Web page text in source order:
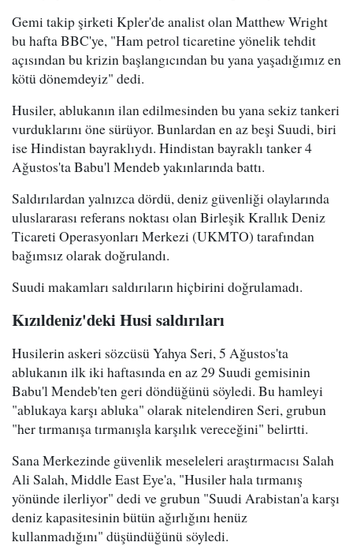
Gemi takip şirketi Kpler'de analist olan Matthew Wright
bu hafta BBC'ye, "Ham petrol ticaretine yönelik tehdit
açısından bu krizin başlangıcından bu yana yaşadığımız en
kötü dönemdeyiz" dedi.
Husiler, ablukanın ilan edilmesinden bu yana sekiz tankeri
vurduklarını öne sürüyor. Bunlardan en az beşi Suudi, biri
ise Hindistan bayraklıydı. Hindistan bayraklı tanker 4
Ağustos'ta Babu'l Mendeb yakınlarında battı.
Saldırılardan yalnızca dördü, deniz güvenliği olaylarında
uluslararası referans noktası olan Birleşik Krallık Deniz
Ticareti Operasyonları Merkezi (UKMTO) tarafından
bağımsız olarak doğrulandı.
Suudi makamları saldırıların hiçbirini doğrulamadı.
Kızıldeniz'deki Husi saldırıları
Husilerin askeri sözcüsü Yahya Seri, 5 Ağustos'ta
ablukanın ilk iki haftasında en az 29 Suudi gemisinin
Babu'l Mendeb'ten geri döndüğünü söyledi. Bu hamleyi
"ablukaya karşı abluka" olarak nitelendiren Seri, grubun
"her tırmanışa tırmanışla karşılık vereceğini" belirtti.
Sana Merkezinde güvenlik meseleleri araştırmacısı Salah
Ali Salah, Middle East Eye'a, "Husiler hala tırmanış
yönünde ilerliyor" dedi ve grubun "Suudi Arabistan'a karşı
deniz kapasitesinin bütün ağırlığını henüz
kullanmadığını" düşündüğünü söyledi.